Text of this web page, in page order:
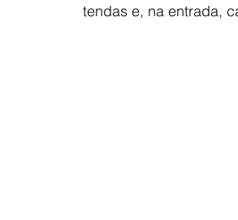
tendas e, na entrada,